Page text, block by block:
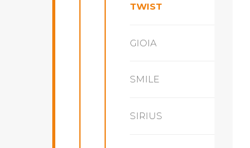
TWIST
GIOIA
SMILE
SIRIUS